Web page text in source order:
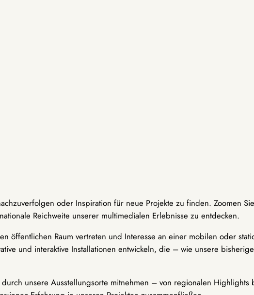
oder Inspiration für neue Projekte zu finden. Zoomen
Reichweite unserer multimedialen Erlebnisse zu entdecken.
öffentlichen Raum vertreten und Interesse an einer mobilen oder
und interaktive Installationen entwickeln, die – wie unsere
unsere Ausstellungsorte mitnehmen – von regionalen